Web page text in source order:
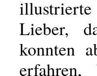
Lieber,
konnten